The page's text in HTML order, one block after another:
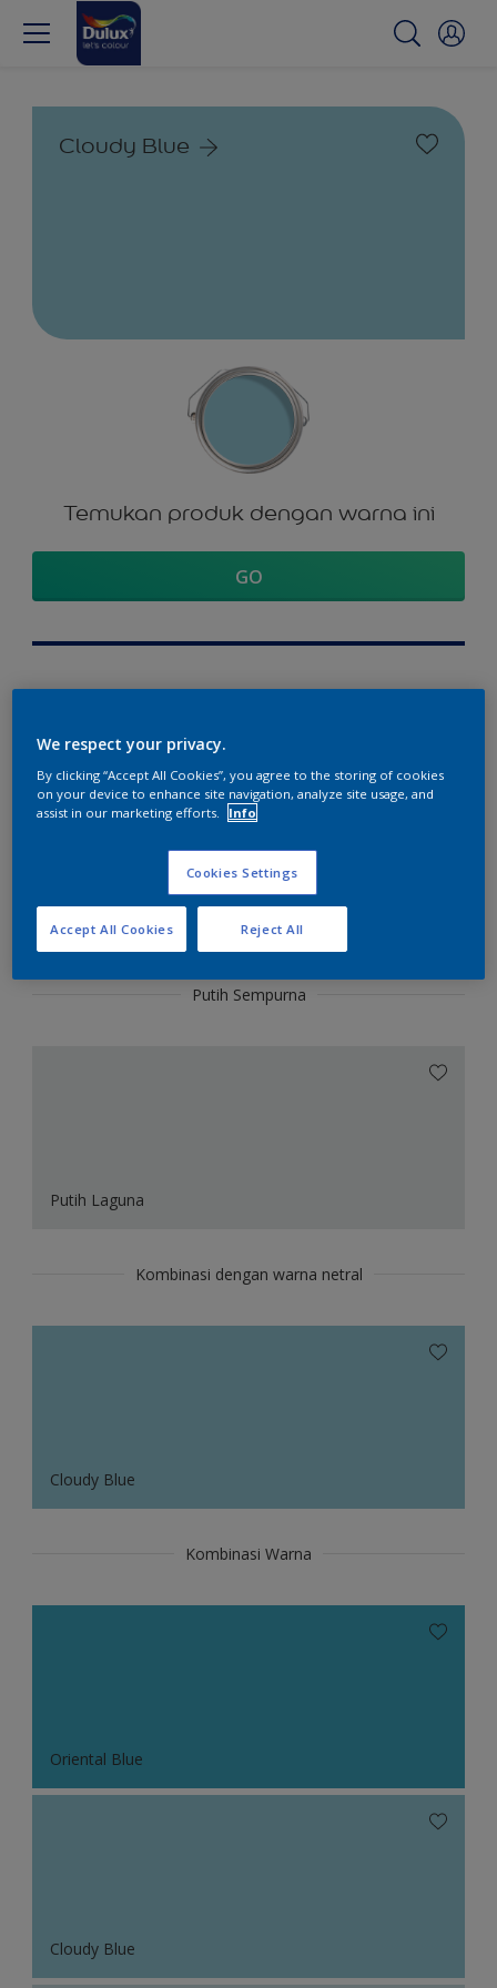
Cloudy Blue
Temukan produk dengan warna ini
GO
Telusuri lebih lanjut
Lihat warna ini di aplikasi Dulux Visualizer
Bagian kordinasi warna
Putih Sempurna
Putih Laguna
Kombinasi dengan warna netral
Cloudy Blue
Kombinasi Warna
Oriental Blue
Cloudy Blue
We respect your privacy.
By clicking “Accept All Cookies”, you agree to the storing of cookies
on your device to enhance site navigation, analyze site usage, and
assist in our marketing efforts.
Info
Cookies Settings
Reject All
Accept All Cookies